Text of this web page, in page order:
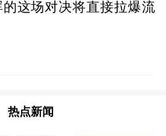
这场对决将直接拉爆流
热点新闻